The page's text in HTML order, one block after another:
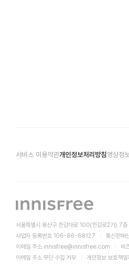
서울특별시 용산구 한강대로 100(한강로2가) 7층
사업자 등록번호 106-86-68127
통신판매
이메일 주소 innisfree@innisfree.com 비
이메일 주소 무단 수집 거부
개인정보 보호책임
서비스 이용약관개인정보처리방침영상정